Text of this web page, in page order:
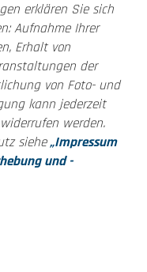
erklären Sie sich
Aufnahme Ihrer
Erhalt von
der
von Foto- und
kann jederzeit
werden.
siehe„Impressum
und -